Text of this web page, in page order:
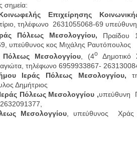
σημεία:
Επιχείρησης
τηλέφωνο 2631055068-69
Πόλεως Μεσολογγίου, Πραίδου
υπεύθυνος κος Μιχάλης Ραυτόπουλος
Μεσολογγίου , (4ο
Δημοτικό
τηλέφωνο 6959933867-
Ιεράς Πόλεως Μεσολογγίου,
Δημήτριος
Πόλεως Μεσολογγίου ,υπεύθυνη
Μεσολογγίου , υπεύθυνος Χράς